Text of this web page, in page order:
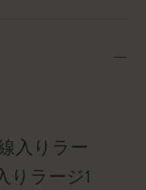
入りラー
りラージ1